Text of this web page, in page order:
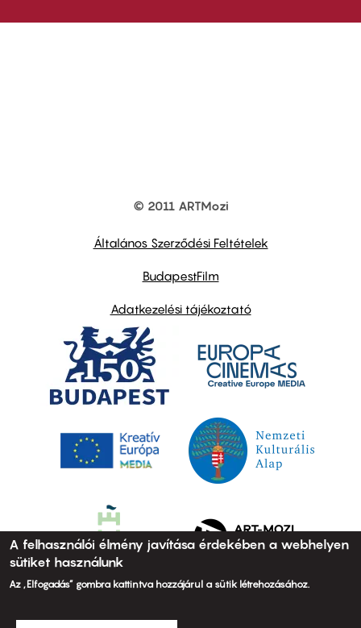
© 2011 ARTMozi
Általános Szerződési Feltételek
BudapestFilm
Adatkezelési tájékoztató
A felhasználói élmény javítása érdekében a webhelyen
sütiket használunk
Az „Elfogadás” gombra kattintva hozzájárul a sütik létrehozásához.